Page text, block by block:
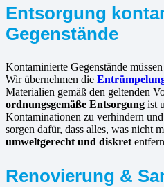
Entsorgung
Gegenstände
Kontaminierte Gegenstände
Wir übernehmen die
Materialien gemäß den geltenden
ordnungsgemäße Entsorgung ist
Kontaminationen zu verhindern
sorgen dafür, dass alles, was nicht
umweltgerecht und diskret
Renovierung &